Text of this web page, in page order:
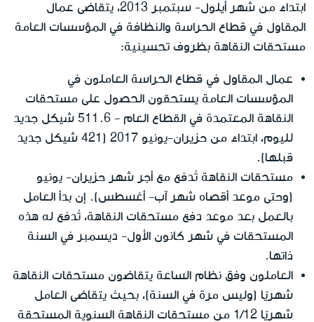
ابتداءً من شهر أيلول- سبتمبر 2013، يتقاضى عمال
المقاول في قطاع الحراسة والنظافة في المؤسسات العامة
مستحقات النقاهة بظروف تحسينية:
عمال المقاول في قطاع الحراسة العاملون في
المؤسسات العامة يستحقون الحصول على مستحقات
النقاهة المعتمدة في القطاع العام - 511.6 شيكل جديد
لليوم، ابتداءً من حزيران-يونيو 2017 (421 شيكل جديد
قبلها).
مستحقات النقاهة تُدفع مع أجر شهر حزيران- يونيو
(وحتى موعد أقصاه شهر آب- أغسطس). إن بدأ العامل
بالعمل بعد موعد دفع مستحقات النقاهة، تُدفع له هذه
المستحقات في شهر كانون الأول- ديسمبر في السنة
ذاتها.
العاملون وفق نظام الساعة يتقاضون مستحقات النقاهة
شهريًا (وليس مرة في السنة)، بحيث يتقاضى العامل
شهريًا 1/12 من مستحقات النقاهة السنوية المستحقة